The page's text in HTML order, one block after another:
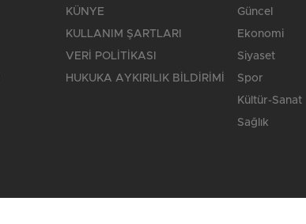
KÜNYE
KULLANIM ŞARTLARI
VERİ POLİTİKASI
HUKUKA AYKIRILIK BİLDİRİMİ
Güncel
Ekonomi
Siyaset
Spor
Kültür-Sanat
Sağlık